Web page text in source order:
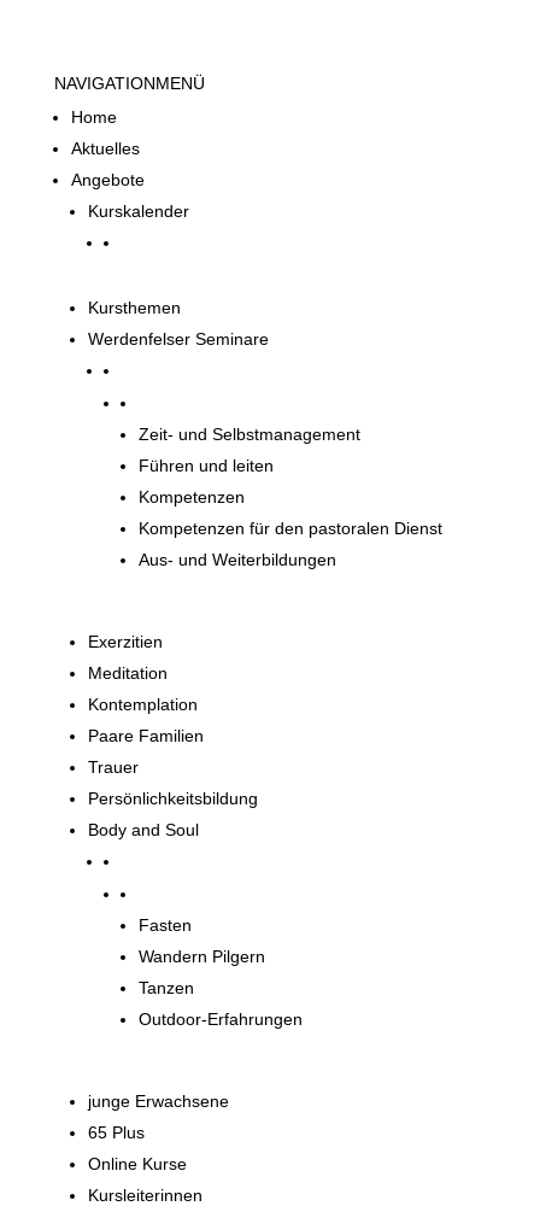
NAVIGATIONMENÜ
Home
Aktuelles
Angebote
Kurskalender
Kursthemen
Werdenfelser Seminare
Zeit- und Selbstmanagement
Führen und leiten
Kompetenzen
Kompetenzen für den pastoralen Dienst
Aus- und Weiterbildungen
Exerzitien
Meditation
Kontemplation
Paare Familien
Trauer
Persönlichkeitsbildung
Body and Soul
Fasten
Wandern Pilgern
Tanzen
Outdoor-Erfahrungen
junge Erwachsene
65 Plus
Online Kurse
Kursleiterinnen